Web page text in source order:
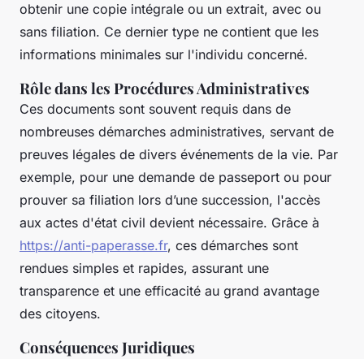
obtenir une copie intégrale ou un extrait, avec ou
sans filiation. Ce dernier type ne contient que les
informations minimales sur l'individu concerné.
Rôle dans les Procédures Administratives
Ces documents sont souvent requis dans de
nombreuses démarches administratives, servant de
preuves légales de divers événements de la vie. Par
exemple, pour une demande de passeport ou pour
prouver sa filiation lors d’une succession, l'accès
aux actes d'état civil devient nécessaire. Grâce à
https://anti-paperasse.fr, ces démarches sont
rendues simples et rapides, assurant une
transparence et une efficacité au grand avantage
des citoyens.
Conséquences Juridiques